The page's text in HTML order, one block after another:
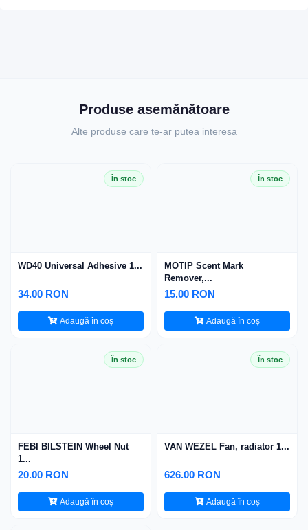
Produse asemănătoare
Alte produse care te-ar putea interesa
În stoc
WD40 Universal Adhesive 1...
34.00 RON
Adaugă în coș
În stoc
MOTIP Scent Mark
Remover,...
15.00 RON
Adaugă în coș
În stoc
FEBI BILSTEIN Wheel Nut
1...
20.00 RON
Adaugă în coș
În stoc
VAN WEZEL Fan, radiator 1...
626.00 RON
Adaugă în coș